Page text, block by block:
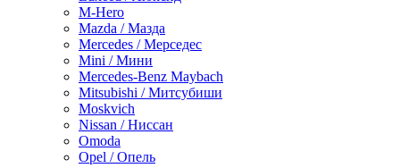
M-Hero
Mazda / Мазда
Mercedes / Мерседес
Mini / Мини
Mercedes-Benz Maybach
Mitsubishi / Митсубиши
Moskvich
Nissan / Ниссан
Omoda
Opel / Опель